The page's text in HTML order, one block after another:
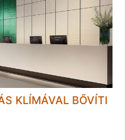
KLÍMÁVAL BŐVÍTI